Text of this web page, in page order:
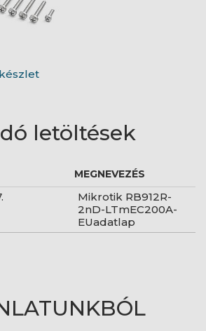
letöltések
MEGNEVEZÉS
Mikrotik RB912R-
2nD-LTmEC200A-
EUadatlap